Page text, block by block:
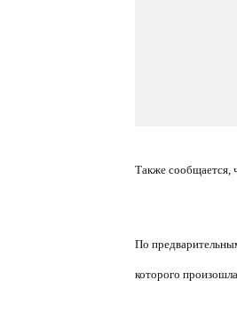
Также сообщается,
По
которого